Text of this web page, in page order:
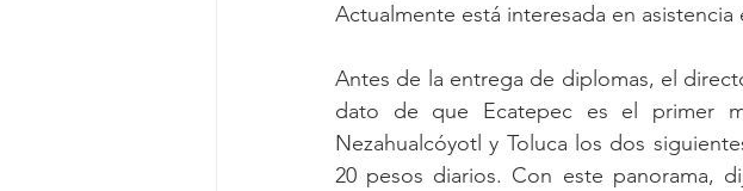
Actualmente está interesada en asistencia
Antes de la entrega de diplomas, el
dato de que Ecatepec es el primer
Nezahualcóyotl y Toluca los dos
20 pesos diarios. Con este panorama,